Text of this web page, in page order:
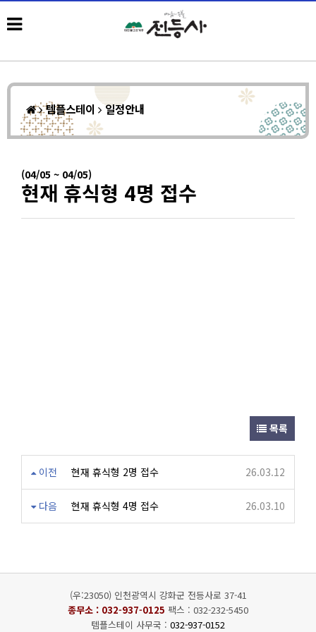
템플스테이 일정안내
(04/05 ~ 04/05)
현재 휴식형 4명 접수
목록
이전 현재 휴식형 2명 접수 26.03.12
다음 현재 휴식형 4명 접수 26.03.10
(우:23050) 인천광역시 강화군 전등사로 37-41
종무소 : 032-937-0125 팩스 : 032-232-5450
템플스테이 사무국 : 032-937-0152